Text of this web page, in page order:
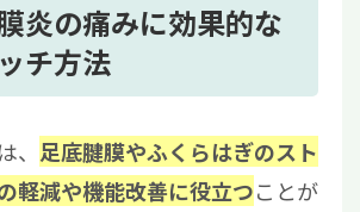
対するストレッチ以外の治し方
ルの活用
しっかり治すには医療機関で治
炎の痛みに効果的な
チ方法
足底腱膜やふくらはぎのスト
軽減や機能改善に役立つことが